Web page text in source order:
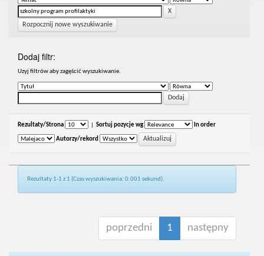
Rozpocznij nowe wyszukiwanie
Dodaj filtr:
Uzyj filtrów aby zagęścić wyszukiwanie.
Rezultaty/Strona Sortuj pozycje wg In order
Autorzy/rekord
Rezultaty 1-1 z 1 (Czas wyszukiwania: 0.001 sekund).
poprzedni 1 następny